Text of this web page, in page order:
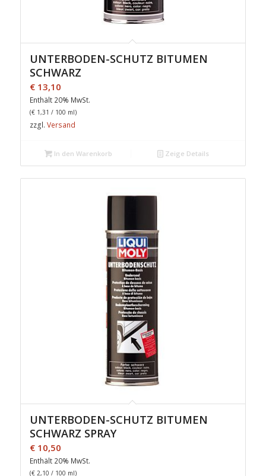
UNTERBODEN-SCHUTZ BITUMEN
SCHWARZ
€13,10
Enthält 20% MwSt.
(€1,31 / 100 ml)
zzgl. Versand
In den Warenkorb Zeige Details
UNTERBODEN-SCHUTZ BITUMEN
SCHWARZ SPRAY
€10,50
Enthält 20% MwSt.
(€2,10 / 100 ml)